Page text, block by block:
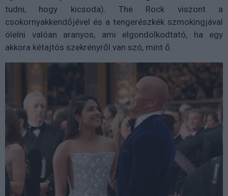
tudni, hogy kicsoda). The Rock viszont a
csokornyakkendőjével és a tengerészkék szmokingjával
ölelni valóan aranyos, ami elgondolkodtató, ha egy
akkora kétajtós szekrényről van szó, mint ő.